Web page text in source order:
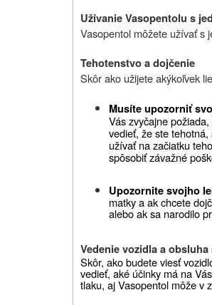
Užívanie Vasopentolu s
Vasopentol môžete užívať s
Tehotenstvo a dojčenie
Skôr ako užijete akýkoľvek
Musíte upozorniť
Vás zvyčajne
vedieť, že ste
užívať na začiatku
spôsobiť závažné
Upozornite svojho
matky a ak chcete
alebo ak sa narodilo
Vedenie vozidla a
Skôr, ako budete viesť
vedieť, aké účinky má na
tlaku, aj Vasopentol môže v